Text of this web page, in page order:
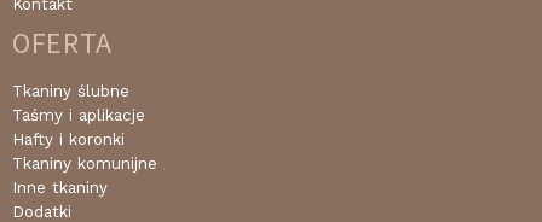
Kontakt
OFERTA
Tkaniny ślubne
Taśmy i aplikacje
Hafty i koronki
Tkaniny komunijne
Inne tkaniny
Dodatki